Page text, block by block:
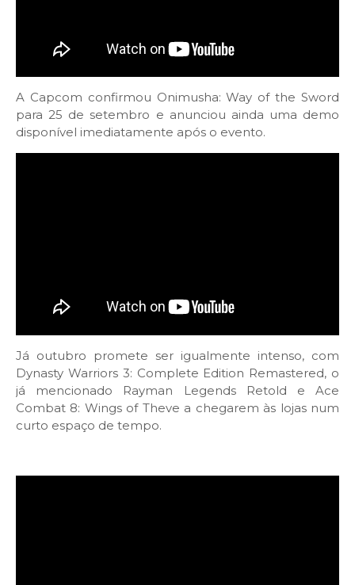
A Capcom confirmou Onimusha: Way of the Sword
para 25 de setembro e anunciou ainda uma demo
disponível imediatamente após o evento.
Já outubro promete ser igualmente intenso, com
Dynasty Warriors 3: Complete Edition Remastered, o
já mencionado Rayman Legends Retold e Ace
Combat 8: Wings of Theve a chegarem às lojas num
curto espaço de tempo.